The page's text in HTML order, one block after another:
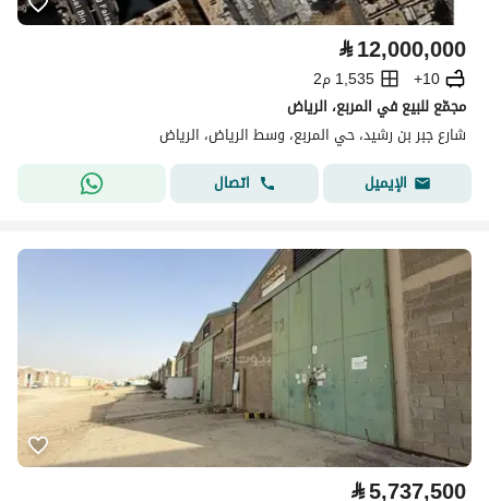
⃁12,000,000
10+
1,535 م2
مجمّع للبيع في المربع، الرياض
شارع جبر بن رشيد، حي المربع، وسط الرياض، الرياض
الإيميل
اتصال
⃁5,737,500